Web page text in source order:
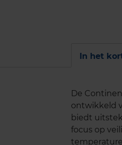
In het
De
ontwikkeld
biedt
focus op